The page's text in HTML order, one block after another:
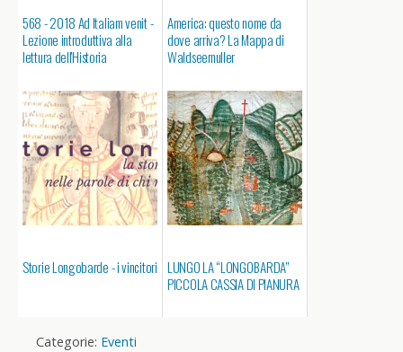
568 - 2018 Ad Italiam venit -
Lezione introduttiva alla
lettura dell'Historia
America: questo nome da
dove arriva? La Mappa di
Waldseemuller
Storie Longobarde - i vincitori LUNGO LA “LONGOBARDA”
PICCOLA CASSIA DI PIANURA
Categorie: Eventi